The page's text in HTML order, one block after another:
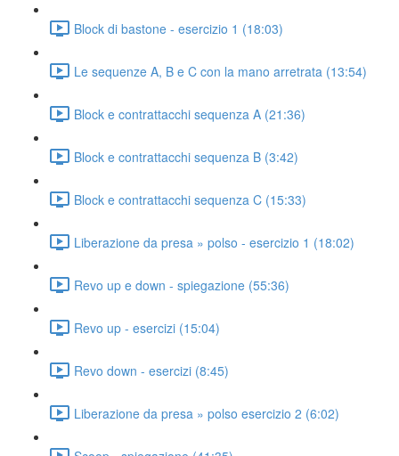
Block di bastone - esercizio 1 (18:03)
Le sequenze A, B e C con la mano arretrata (13:54)
Block e contrattacchi sequenza A (21:36)
Block e contrattacchi sequenza B (3:42)
Block e contrattacchi sequenza C (15:33)
Liberazione da presa » polso - esercizio 1 (18:02)
Revo up e down - spiegazione (55:36)
Revo up - esercizi (15:04)
Revo down - esercizi (8:45)
Liberazione da presa » polso esercizio 2 (6:02)